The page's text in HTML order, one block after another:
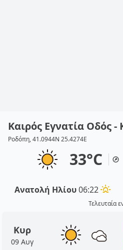
Καιρός Εγνατία Οδός -
Ροδόπη, 41.0944N 25.4274E
33°C
Ανατολή Ηλίου06:22
Τελευταία
Κυρ
09 Αυγ